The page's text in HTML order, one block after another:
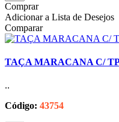
Comprar
Adicionar a Lista de Desejos
Comparar
TAÇA MARACANA C/
..
Código: 43754